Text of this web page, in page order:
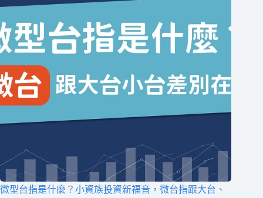
微型台指是什麼？小資族投資新福音，微台指跟大台、